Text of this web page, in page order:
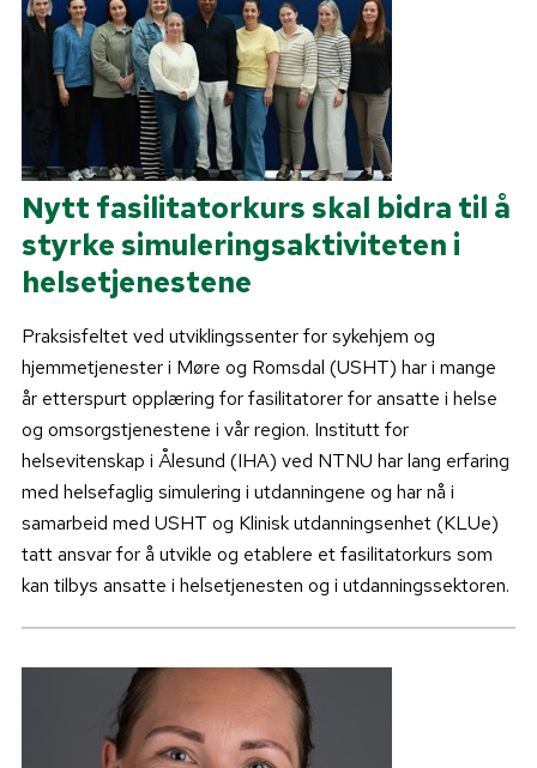
Nytt fasilitatorkurs skal bidra til å
styrke simuleringsaktiviteten i
helsetjenestene
Praksisfeltet ved utviklingssenter for sykehjem og
hjemmetjenester i Møre og Romsdal (USHT) har i mange
år etterspurt opplæring for fasilitatorer for ansatte i helse
og omsorgstjenestene i vår region. Institutt for
helsevitenskap i Ålesund (IHA) ved NTNU har lang erfaring
med helsefaglig simulering i utdanningene og har nå i
samarbeid med USHT og Klinisk utdanningsenhet (KLUe)
tatt ansvar for å utvikle og etablere et fasilitatorkurs som
kan tilbys ansatte i helsetjenesten og i utdanningssektoren.